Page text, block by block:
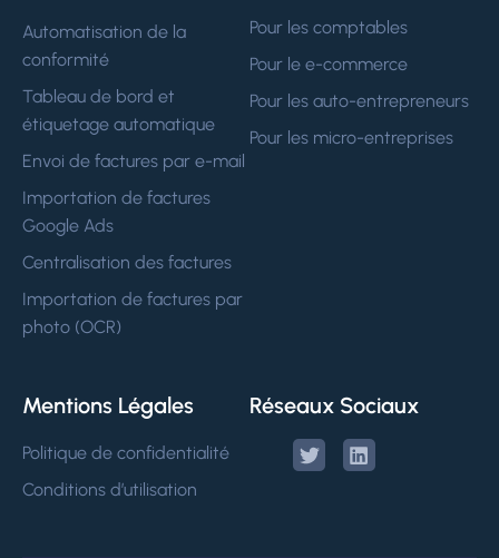
Automatisation de la
conformité
Tableau de bord et
étiquetage automatique
Envoi de factures par e-mail
Importation de factures
Google Ads
Centralisation des factures
Importation de factures par
photo (OCR)
Pour les comptables
Pour le e-commerce
Pour les auto-entrepreneurs
Pour les micro-entreprises
Mentions Légales
Politique de confidentialité
Conditions d’utilisation
Réseaux Sociaux